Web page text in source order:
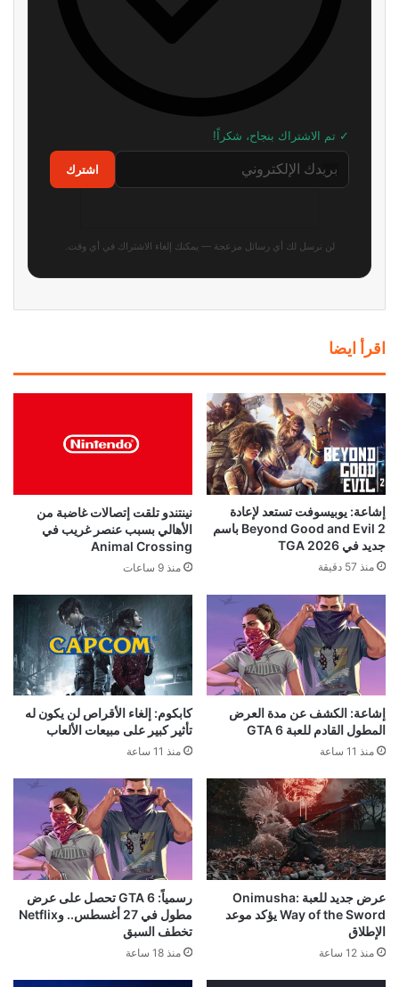
✓ تم الاشتراك بنجاح، شكراً!
اشترك
لن نرسل لك أي رسائل مزعجة — يمكنك إلغاء الاشتراك في أي وقت.
اقرأ ايضا
إشاعة: يوبيسوفت تستعد لإعادة
Beyond Good and Evil 2 باسم
جديد في TGA 2026
منذ 57 دقيقة
نينتندو تلقت إتصالات غاضبة من
الأهالي بسبب عنصر غريب في
Animal Crossing
منذ 9 ساعات
إشاعة: الكشف عن مدة العرض
المطول القادم للعبة GTA 6
منذ 11 ساعة
كابكوم: إلغاء الأقراص لن يكون له
تأثير كبير على مبيعات الألعاب
منذ 11 ساعة
عرض جديد للعبة Onimusha:
Way of the Sword يؤكد موعد
الإطلاق
منذ 12 ساعة
رسمياً: GTA 6 تحصل على عرض
مطول في 27 أغسطس.. وNetflix
تخطف السبق
منذ 18 ساعة